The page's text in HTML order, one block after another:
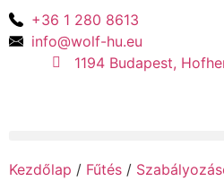
+36 1 280 8613
info@wolf-hu.eu
1194 Budapest,
Kezdőlap / Fűtés /